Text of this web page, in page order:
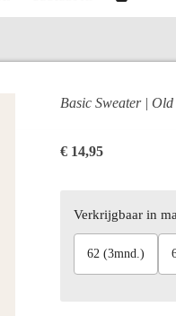
Basic Sweater |
€ 14,95
Verkrijgbaar in
62 (3mnd.)